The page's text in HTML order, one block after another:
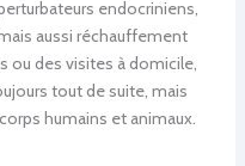
endocriniens,
aussi réchauffement
ou des visites à domicile,
tout de suite, mais
humains et animaux.